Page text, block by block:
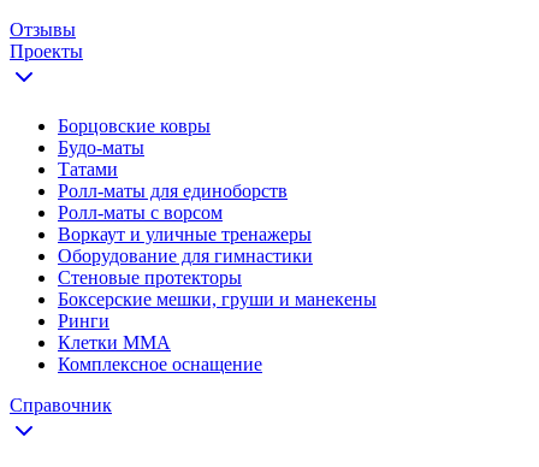
Отзывы
Проекты
Борцовские ковры
Будо-маты
Татами
Ролл-маты для единоборств
Ролл-маты с ворсом
Воркаут и уличные тренажеры
Оборудование для гимнастики
Стеновые протекторы
Боксерские мешки, груши и манекены
Ринги
Клетки ММА
Комплексное оснащение
Справочник